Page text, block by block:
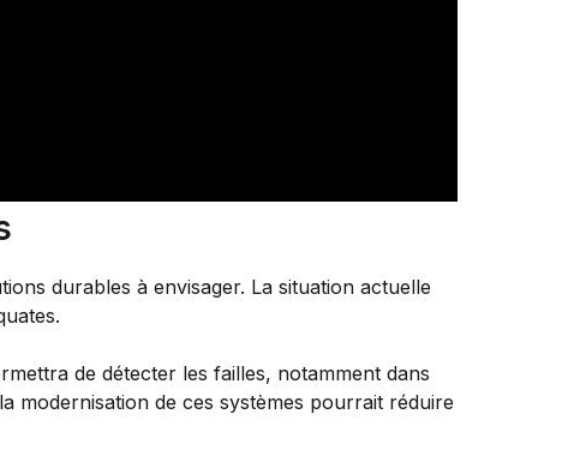
durables à envisager. La situation actuelle
de détecter les failles, notamment dans
modernisation de ces systèmes pourrait réduire